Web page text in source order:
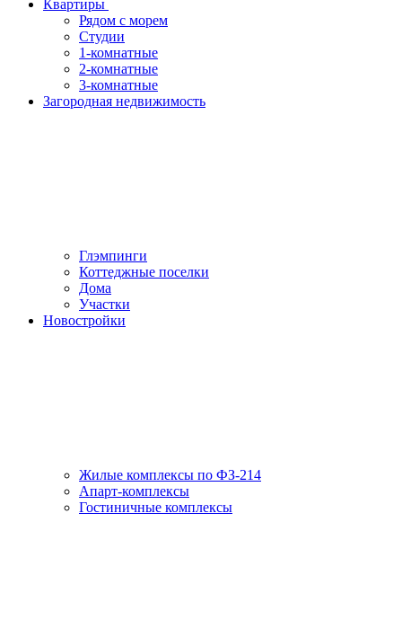
Квартиры
Рядом с морем
Студии
1-комнатные
2-комнатные
3-комнатные
Загородная недвижимость
Глэмпинги
Коттеджные поселки
Дома
Участки
Новостройки
Жилые комплексы по ФЗ-214
Апарт-комплексы
Гостиничные комплексы